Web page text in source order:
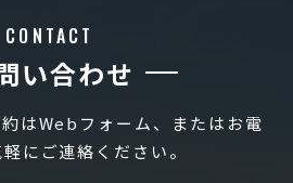
CONTACT
い合わせ
はWebフォーム、またはお電
にご連絡ください。